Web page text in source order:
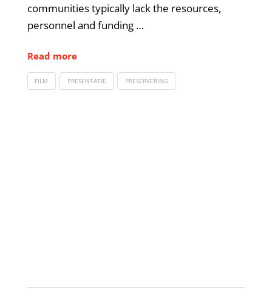
communities typically lack the resources,
personnel and funding …
Read more
FILM PRESENTATIE PRESERVERING